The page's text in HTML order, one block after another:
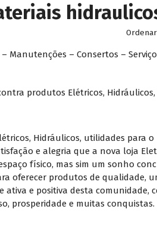
Manutenções – Consertos –
produtos Elétricos,
Hidráulicos, utilidades para
e alegria que a nova loja
físico, mas sim um sonho
oferecer produtos de qualidade,
ativa e positiva desta
prosperidade e muitas